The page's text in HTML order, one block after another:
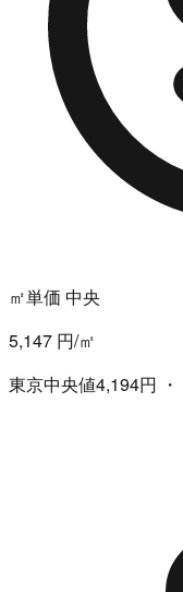
㎡単価 中央
5,147 円/㎡
東京中央値4,194円 ・